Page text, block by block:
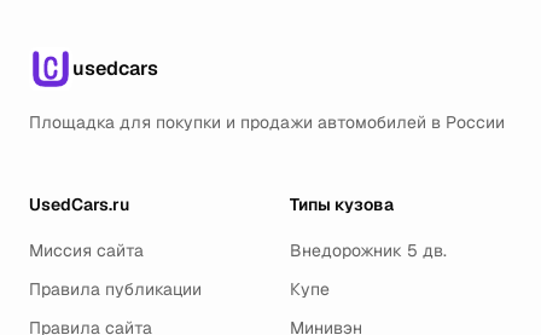
usedcars
Площадка для покупки и продажи автомобилей в России
UsedCars.ru
Миссия сайта
Правила публикации
Правила сайта
Типы кузова
Внедорожник 5 дв.
Купе
Минивэн